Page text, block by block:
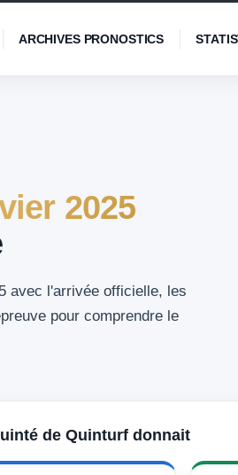
ARCHIVES PRONOSTICS
2025
avec l'arrivée officielle, les
pour comprendre le
de Quinturf donnait